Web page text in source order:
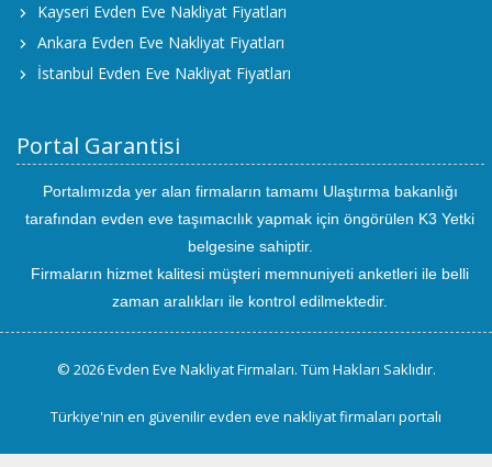
Kayseri Evden Eve Nakliyat Fiyatları
Ankara Evden Eve Nakliyat Fiyatları
İstanbul Evden Eve Nakliyat Fiyatları
Portal Garantisi
Portalımızda yer alan firmaların tamamı Ulaştırma bakanlığı
tarafından evden eve taşımacılık yapmak için öngörülen K3 Yetki
belgesine sahiptir.
Firmaların hizmet kalitesi müşteri memnuniyeti anketleri ile belli
zaman aralıkları ile kontrol edilmektedir.
© 2026 Evden Eve Nakliyat Firmaları. Tüm Hakları Saklıdır.
Türkiye'nin en güvenilir evden eve nakliyat firmaları portalı